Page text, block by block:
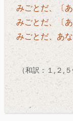
みごとだ、〔
みごとだ、〔
みごとだ、あ
（和訳：１,２,